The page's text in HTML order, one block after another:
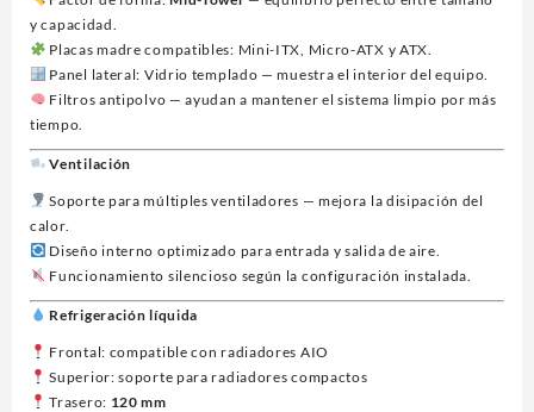
y capacidad.
Placas madre compatibles: Mini-ITX, Micro-ATX y ATX.
Panel lateral: Vidrio templado — muestra el interior del equipo.
Filtros antipolvo — ayudan a mantener el sistema limpio por más
tiempo.
Ventilación
Soporte para múltiples ventiladores — mejora la disipación del
calor.
Diseño interno optimizado para entrada y salida de aire.
Funcionamiento silencioso según la configuración instalada.
Refrigeración líquida
Frontal: compatible con radiadores AIO
Superior: soporte para radiadores compactos
Trasero: 120 mm